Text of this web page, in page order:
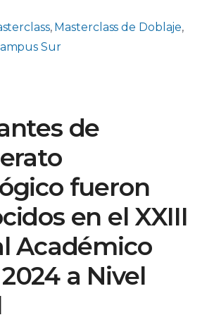
, Masterclass de Doblaje,
Sur
de
fueron
en el XXIII
Académico
a Nivel